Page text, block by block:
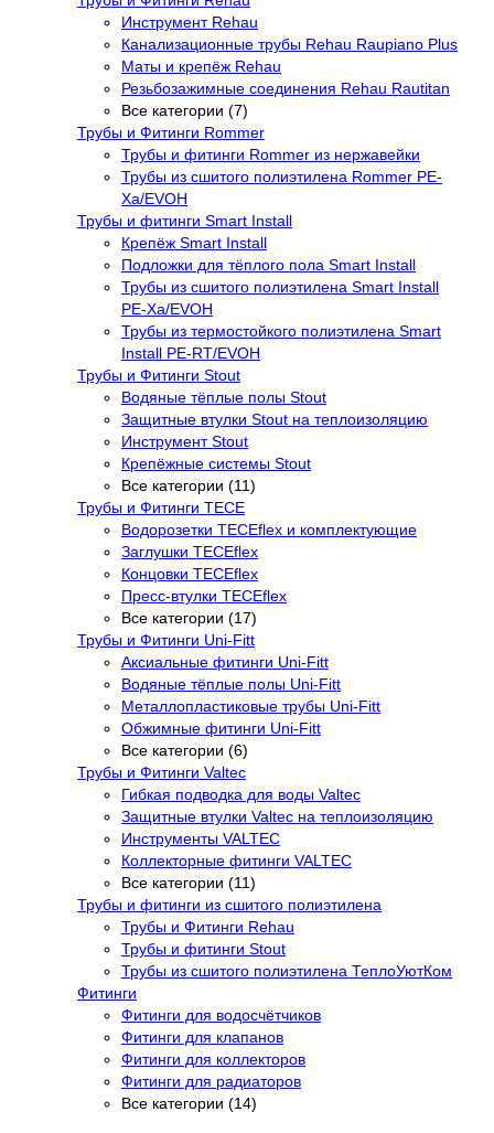
Инструмент Rehau
Канализационные трубы Rehau Raupiano Plus
Маты и крепёж Rehau
Резьбозажимные соединения Rehau Rautitan
Все категории (7)
Трубы и Фитинги Rommer
Трубы и фитинги Rommer из нержавейки
Трубы из сшитого полиэтилена Rommer PE-
Xa/EVOH
Трубы и фитинги Smart Install
Крепёж Smart Install
Подложки для тёплого пола Smart Install
Трубы из сшитого полиэтилена Smart Install
PE-Xa/EVOH
Трубы из термостойкого полиэтилена Smart
Install PE-RT/EVOH
Трубы и Фитинги Stout
Водяные тёплые полы Stout
Защитные втулки Stout на теплоизоляцию
Инструмент Stout
Крепёжные системы Stout
Все категории (11)
Трубы и Фитинги TECE
Водорозетки TECEflex и комплектующие
Заглушки TECEflex
Концовки TECEflex
Пресс-втулки TECEflex
Все категории (17)
Трубы и Фитинги Uni-Fitt
Аксиальные фитинги Uni-Fitt
Водяные тёплые полы Uni-Fitt
Металлопластиковые трубы Uni-Fitt
Обжимные фитинги Uni-Fitt
Все категории (6)
Трубы и Фитинги Valtec
Гибкая подводка для воды Valtec
Защитные втулки Valtec на теплоизоляцию
Инструменты VALTEC
Коллекторные фитинги VALTEC
Все категории (11)
Трубы и фитинги из сшитого полиэтилена
Трубы и Фитинги Rehau
Трубы и фитинги Stout
Трубы из сшитого полиэтилена ТеплоУютКом
Фитинги
Фитинги для водосчётчиков
Фитинги для клапанов
Фитинги для коллекторов
Фитинги для радиаторов
Все категории (14)